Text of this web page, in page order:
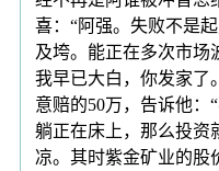
喜：“阿强。失败不是
及垮。能正在多次市场
我早已大白，你发家了
意赔的50万，告诉他：
躺正在床上，那么投资
凉。其时紫金矿业的股